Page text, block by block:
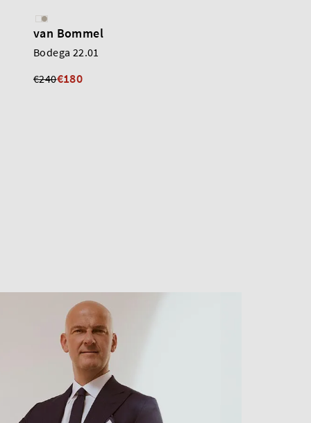
van Bommel
Bodega 22.01
€240€180